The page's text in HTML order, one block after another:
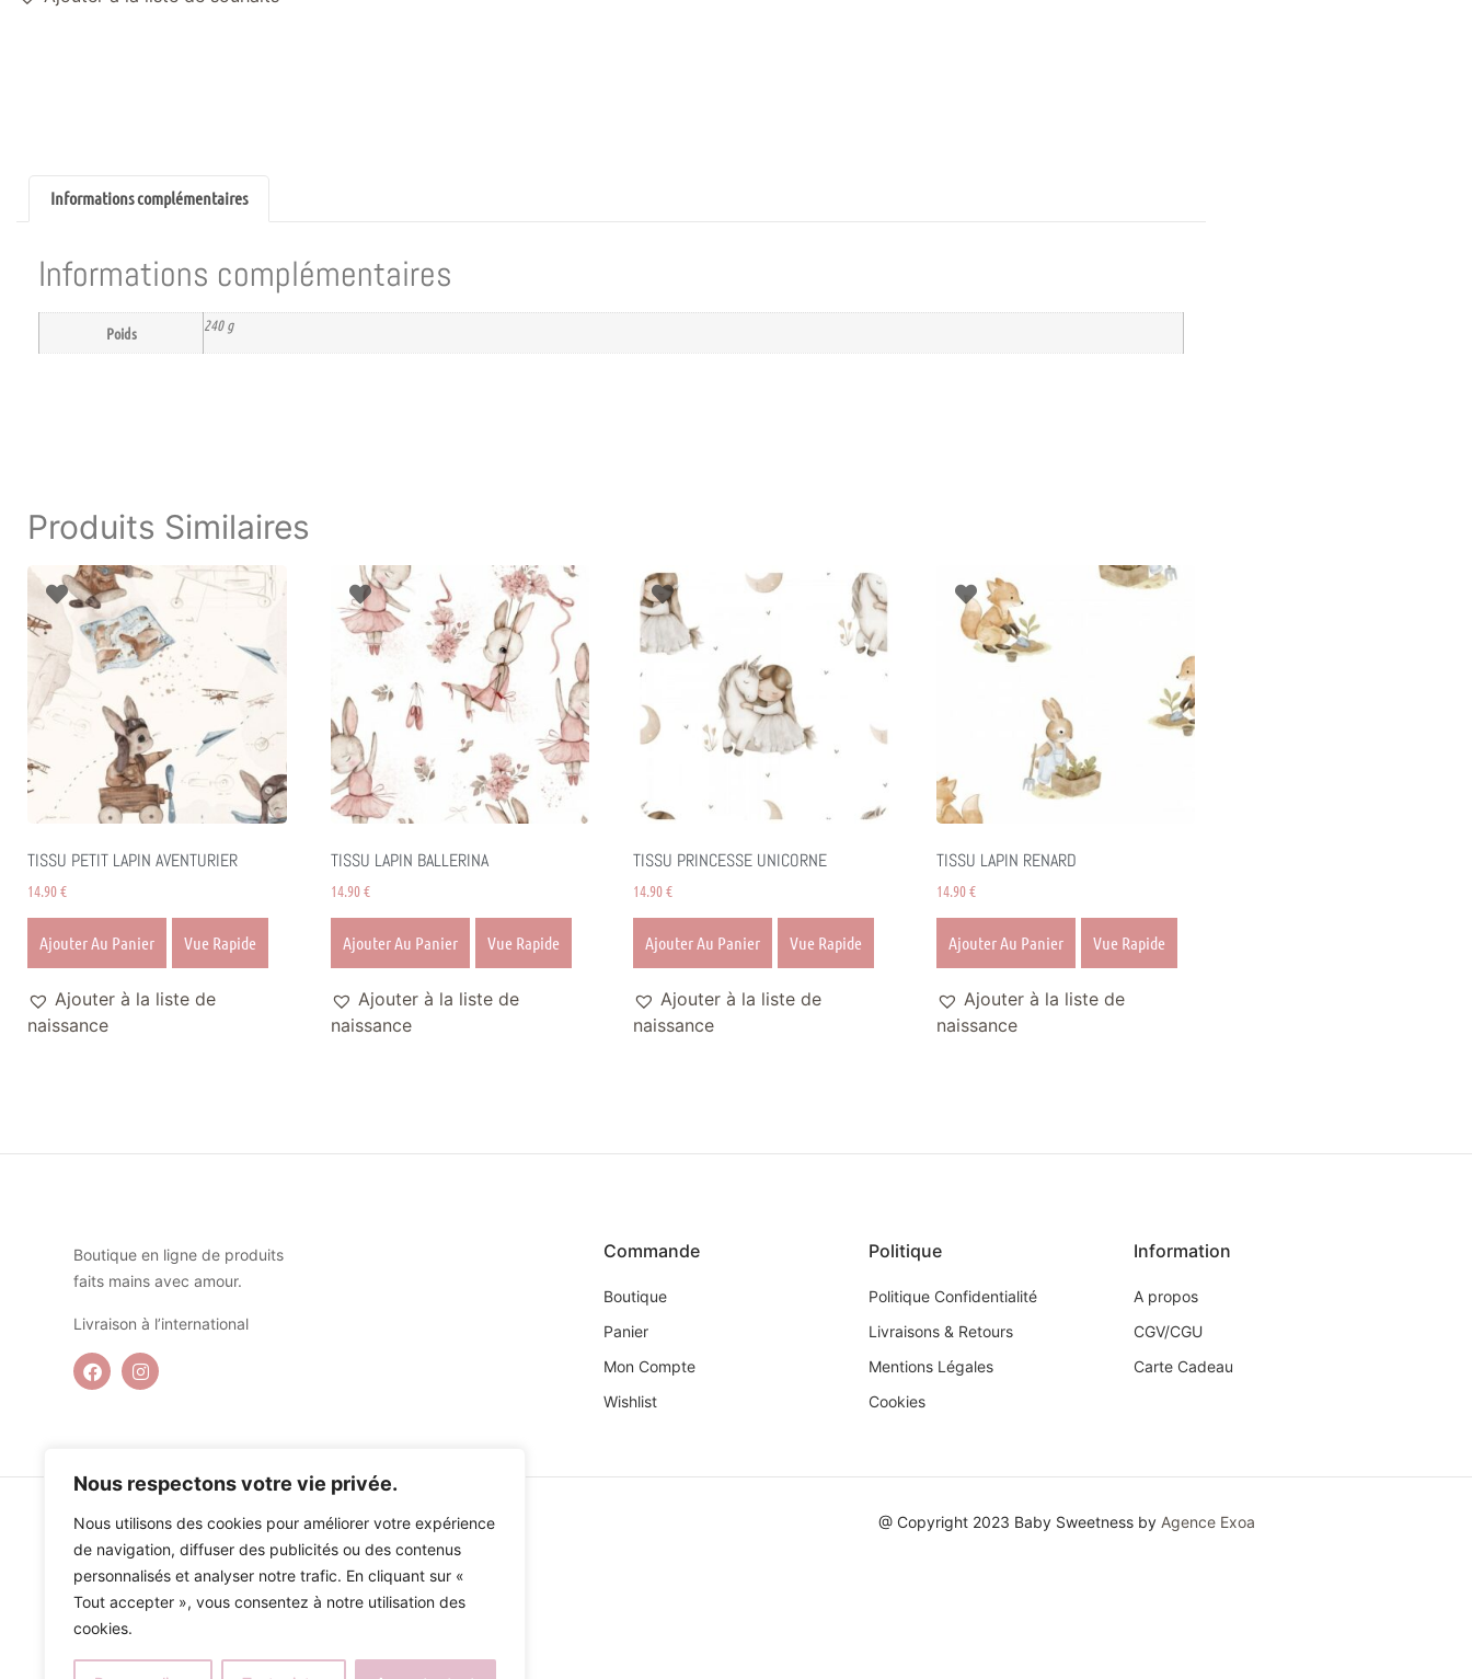
Nous respectons votre vie privée.
Nous utilisons des cookies pour améliorer votre expérience
de navigation, diffuser des publicités ou des contenus
personnalisés et analyser notre trafic. En cliquant sur «
Tout accepter », vous consentez à notre utilisation des
cookies.
Informations complémentaires
Informations complémentaires
Poids 240 g
Produits Similaires
TISSU PETIT LAPIN AVENTURIER
14.90€
Ajouter Au Panier Vue Rapide
Ajouter à la liste de
naissance
TISSU LAPIN BALLERINA
14.90€
Ajouter Au Panier Vue Rapide
Ajouter à la liste de
naissance
TISSU PRINCESSE UNICORNE
14.90€
Ajouter Au Panier Vue Rapide
Ajouter à la liste de
naissance
TISSU LAPIN RENARD
14.90€
Ajouter Au Panier Vue Rapide
Ajouter à la liste de
naissance
Boutique en ligne de produits
faits mains avec amour.
Livraison à l’international
Commande
Boutique
Panier
Mon Compte
Wishlist
Politique
Politique Confidentialité
Livraisons & Retours
Mentions Légales
Cookies
Information
A propos
CGV/CGU
Carte Cadeau
@ Copyright 2023 Baby Sweetness by Agence Exoa